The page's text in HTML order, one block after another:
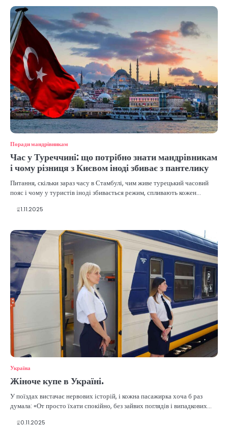
Поради мандрівникам
Час у Туреччині: що потрібно знати мандрівникам
і чому різниця з Києвом іноді збиває з пантелику
Питання, скільки зараз часу в Стамбулі, чим живе турецький часовий
пояс і чому у туристів іноді збивається режим, спливають кожен…
21.11.2025
Україна
Жіноче купе в Україні.
У поїздах вистачає нервових історій, і кожна пасажирка хоча б раз
думала: «От просто їхати спокійно, без зайвих поглядів і випадкових…
20.11.2025